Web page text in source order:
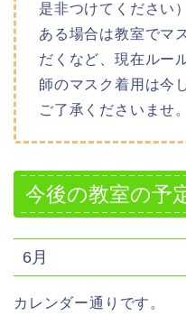
是非つけてください
ある場合は教室でマ
だくなど、現在ルー
師のマスク着用は今
ご了承くださいませ。
今後の教室の予
6月
カレンダー通りです。